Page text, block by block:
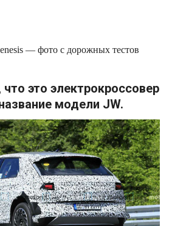
— фото с дорожных тестов
это электрокроссовер
модели JW.